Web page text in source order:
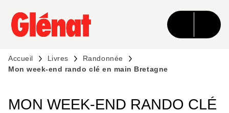
MENU RECHERCHE CONTENU
PIED DE PAGE
Accueil Livres
Randonnée
Mon week-end rando clé en main Bretagne
MON WEEK-END RANDO CLÉ